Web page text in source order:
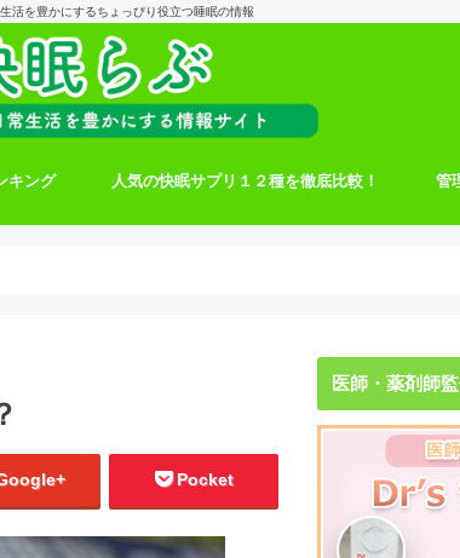
活を豊かにするちょっぴり役立つ睡眠の情報
キング 人気の快眠サプリ１２種を徹底比較！ 管
Pocket
医師・薬剤師